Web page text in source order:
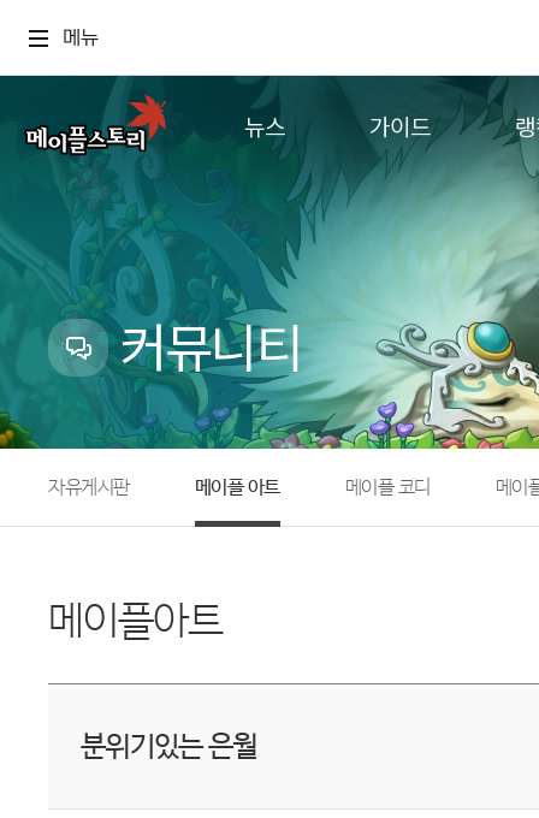
메뉴
뉴스
업데이트
이벤트
캐시샵 공지
메이플 알림판
with maple
가이드
추가정보
컨텐
커뮤니티
자유게시판 메이플 아트 메이플 코디 메이
메이플아트
분위기있는 은월